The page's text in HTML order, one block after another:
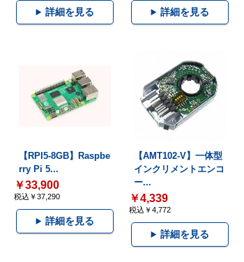
詳細を見る 詳細を見る
【RPI5-8GB】Raspbe
rry Pi 5...
￥33,900
税込￥37,290
詳細を見る
【AMT102-V】一体型
インクリメントエンコ
ー...
￥4,339
税込￥4,772
詳細を見る